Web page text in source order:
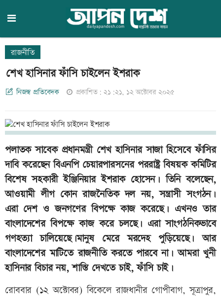
রাজনীতি
শেখ হাসিনার ফাঁসি চাইলেন ইশরাক
নিজস্ব প্রতিবেদক প্রকাশিত: ২১:২১, ১২ অক্টোবর ২০২৫
পলাতক সাবেক প্রধানমন্ত্রী শেখ হাসিনার সাজা হিসেবে ফাঁসির
দাবি করেছেন বিএনপি চেয়ারপারসনের পররাষ্ট্র বিষয়ক কমিটির
বিশেষ সহকারী ইঞ্জিনিয়ার ইশরাক হোসেন। তিনি বলেছেন,
আওয়ামী লীগ কোন রাজনৈতিক দল নয়, সন্ত্রাসী সংগঠন।
এরা দেশ ও জনগণের বিপক্ষে কাজ করেছে। এখনও তার
বাংলাদেশের বিপক্ষে কাজ করে চলছে। এরা সাংগঠনিকভাবে
গণহত্যা চালিয়েছে।মানুষ মেরে মরদেহ পুড়িয়েছে। আর
বাংলাদেশের মাটিতে রাজনীতি করতে পারবে না। আমরা খুনী
হাসিনার বিচার নয়, শাস্তি দেখতে চাই, ফাঁসি চাই।
রোববার (১২ অক্টোবর) বিকেলে রাজধানীর গোপীবাগ, সূত্রাপুর,